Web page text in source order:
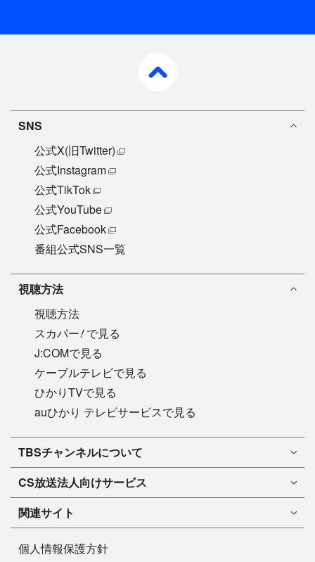
SNS
公式X(旧Twitter)
公式Instagram
公式TikTok
公式YouTube
公式Facebook
番組公式SNS一覧
視聴方法
視聴方法
スカパー!で見る
J:COMで見る
ケーブルテレビで見る
ひかりTVで見る
auひかり テレビサービスで見る
TBSチャンネル1
TBSチャンネル2
マンスリーガイド［PDF］
TBSチャンネルについて
TBSチャンネルについて
FAQ・よくあるご質問
インフォメーション
プレゼント
CS放送法人向けサービス
法人向けサービスについて
TBSチャンネル1
TBSチャンネル2
今月放送
ドラマ
バラエティ
音楽
関連サイト
BS-TBS
個人情報保護方針